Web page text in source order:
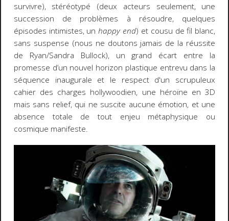
survivre), stéréotypé (deux acteurs seulement, une
succession de problèmes à résoudre, quelques
épisodes intimistes, unhappy end) et cousu de fil blanc,
sans suspense (nous ne doutons jamais de la réussite
de Ryan/Sandra Bullock), un grand écart entre la
promesse d’un nouvel horizon plastique entrevu dans la
séquence inaugurale et le respect d'un scrupuleux
cahier des charges hollywoodien, une héroïne en 3D
mais sans relief, qui ne suscite aucune émotion, et une
absence totale de tout enjeu métaphysique ou
cosmique manifeste.